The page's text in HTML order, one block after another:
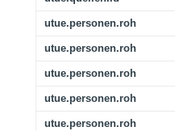
utue.personen.roh
utue.personen.roh
utue.personen.roh
utue.personen.roh
utue.personen.roh